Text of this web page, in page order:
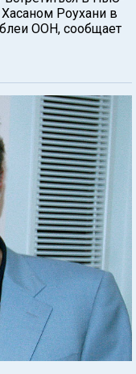
Роухани в
ООН, сообщает